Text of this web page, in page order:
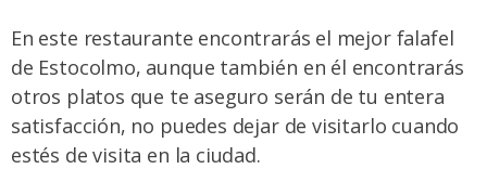
En este restaurante encontrarás el mejor falafel
de Estocolmo, aunque también en él encontrarás
otros platos que te aseguro serán de tu entera
satisfacción, no puedes dejar de visitarlo cuando
estés de visita en la ciudad.